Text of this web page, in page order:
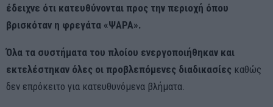
έδειχνε ότι κατευθύνονται προς την περιοχή όπου
βρισκόταν η φρεγάτα «ΨΑΡΑ».
Όλα τα συστήματα του πλοίου ενεργοποιήθηκαν και
εκτελέστηκαν όλες οι προβλεπόμενες διαδικασίες καθώς
δεν επρόκειτο για κατευθυνόμενα βλήματα.